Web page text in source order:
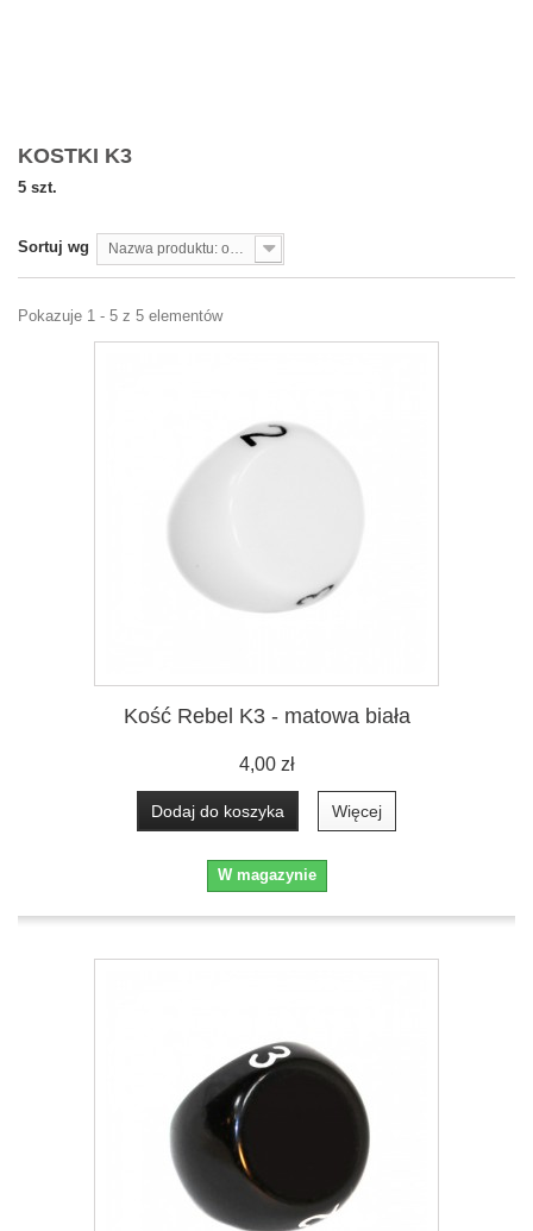
KOSTKI K3
5 szt.
Sortuj wg
Pokazuje 1 - 5 z 5 elementów
Kość Rebel K3 - matowa biała
4,00 zł
Dodaj do koszyka Więcej
W magazynie